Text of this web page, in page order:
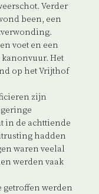
Verder
been, een
voet en een
Het
op het Vrijthof
zijn
in de achttiende
hadden
waren veelal
werden vaak
getroffen werden